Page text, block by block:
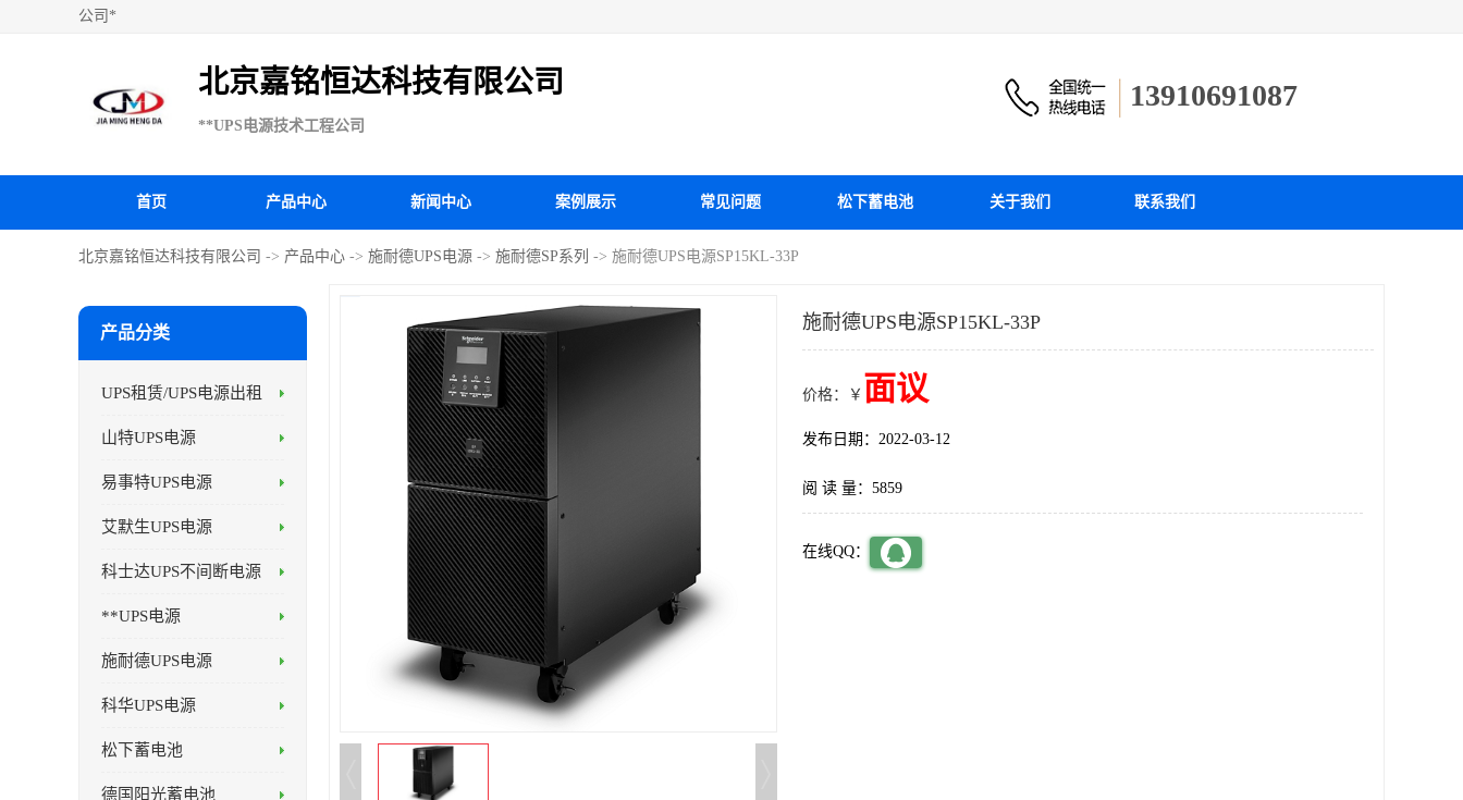
公司*
北京嘉铭恒达科技有限公司
**UPS电源技术工程公司
13910691087
首页 产品中心 新闻中心 案例展示 常见问题 松下蓄电池 关于我们 联系我们
北京嘉铭恒达科技有限公司 -> 产品中心 -> 施耐德UPS电源 -> 施耐德SP系列 -> 施耐德UPS电源SP15KL-33P
产品分类
UPS租赁/UPS电源出租
山特UPS电源
易事特UPS电源
艾默生UPS电源
科士达UPS不间断电源
**UPS电源
施耐德UPS电源
科华UPS电源
松下蓄电池
德国阳光蓄电池
施耐德UPS电源SP15KL-33P
价格：￥ 面议
发布日期：2022-03-12
阅 读 量：5859
在线QQ：